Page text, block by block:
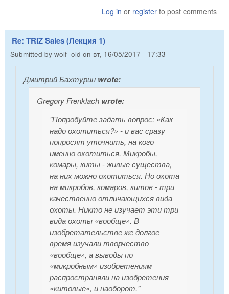
Log in or register to post comments
Re: TRIZ Sales (Лекция 1)
Submitted by wolf_old on вт, 16/05/2017 - 17:33
Дмитрий Бахтурин wrote:
Gregory Frenklach wrote:
"Попробуйте задать вопрос: «Как
надо охотиться?» - и вас сразу
попросят уточнить, на кого
именно охотиться. Микробы,
комары, киты - живые существа,
на них можно охотиться. Но охота
на микробов, комаров, китов - три
качественно отличающихся вида
охоты. Никто не изучает эти три
вида охоты «вообще». В
изобретательстве же долгое
время изучали творчество
«вообще», а выводы по
«микробным» изобретениям
распространяли на изобретения
«китовые», и наоборот."